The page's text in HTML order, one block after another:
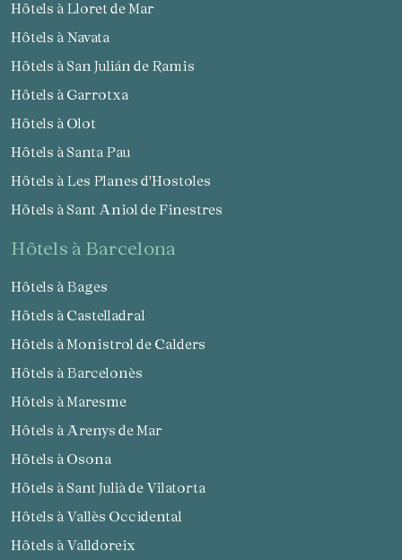
Hôtels à Lloret de Mar
Hôtels à Navata
Hôtels à San Julián de Ramis
Hôtels à Garrotxa
Hôtels à Olot
Hôtels à Santa Pau
Hôtels à Les Planes d'Hostoles
Hôtels à Sant Aniol de Finestres
hôtels à Barcelona
Hôtels à Bages
Hôtels à Castelladral
Hôtels à Monistrol de Calders
Hôtels à Barcelonès
Hôtels à Maresme
Hôtels à Arenys de Mar
Hôtels à Osona
Hôtels à Sant Julià de Vilatorta
Hôtels à Vallès Occidental
Hôtels à Valldoreix